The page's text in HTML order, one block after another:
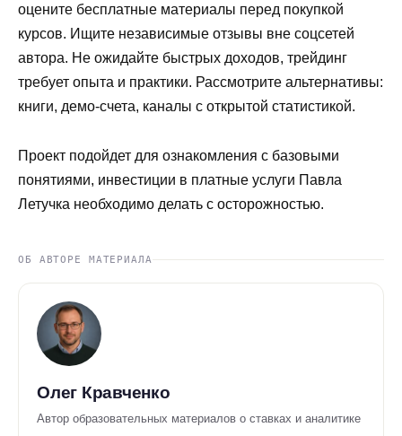
оцените бесплатные материалы перед покупкой
курсов. Ищите независимые отзывы вне соцсетей
автора. Не ожидайте быстрых доходов, трейдинг
требует опыта и практики. Рассмотрите альтернативы:
книги, демо-счета, каналы с открытой статистикой.
Проект подойдет для ознакомления с базовыми
понятиями, инвестиции в платные услуги Павла
Летучка необходимо делать с осторожностью.
ОБ АВТОРЕ МАТЕРИАЛА
Олег Кравченко
Автор образовательных материалов о ставках и аналитике